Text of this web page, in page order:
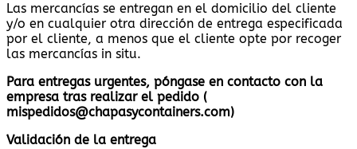
Las mercancías se entregan en el domicilio del cliente
y/o en cualquier otra dirección de entrega especificada
por el cliente, a menos que el cliente opte por recoger
las mercancías in situ.
Para entregas urgentes, póngase en contacto con la
empresa tras realizar el pedido (
mispedidos@chapasycontainers.com)
Validación de la entrega